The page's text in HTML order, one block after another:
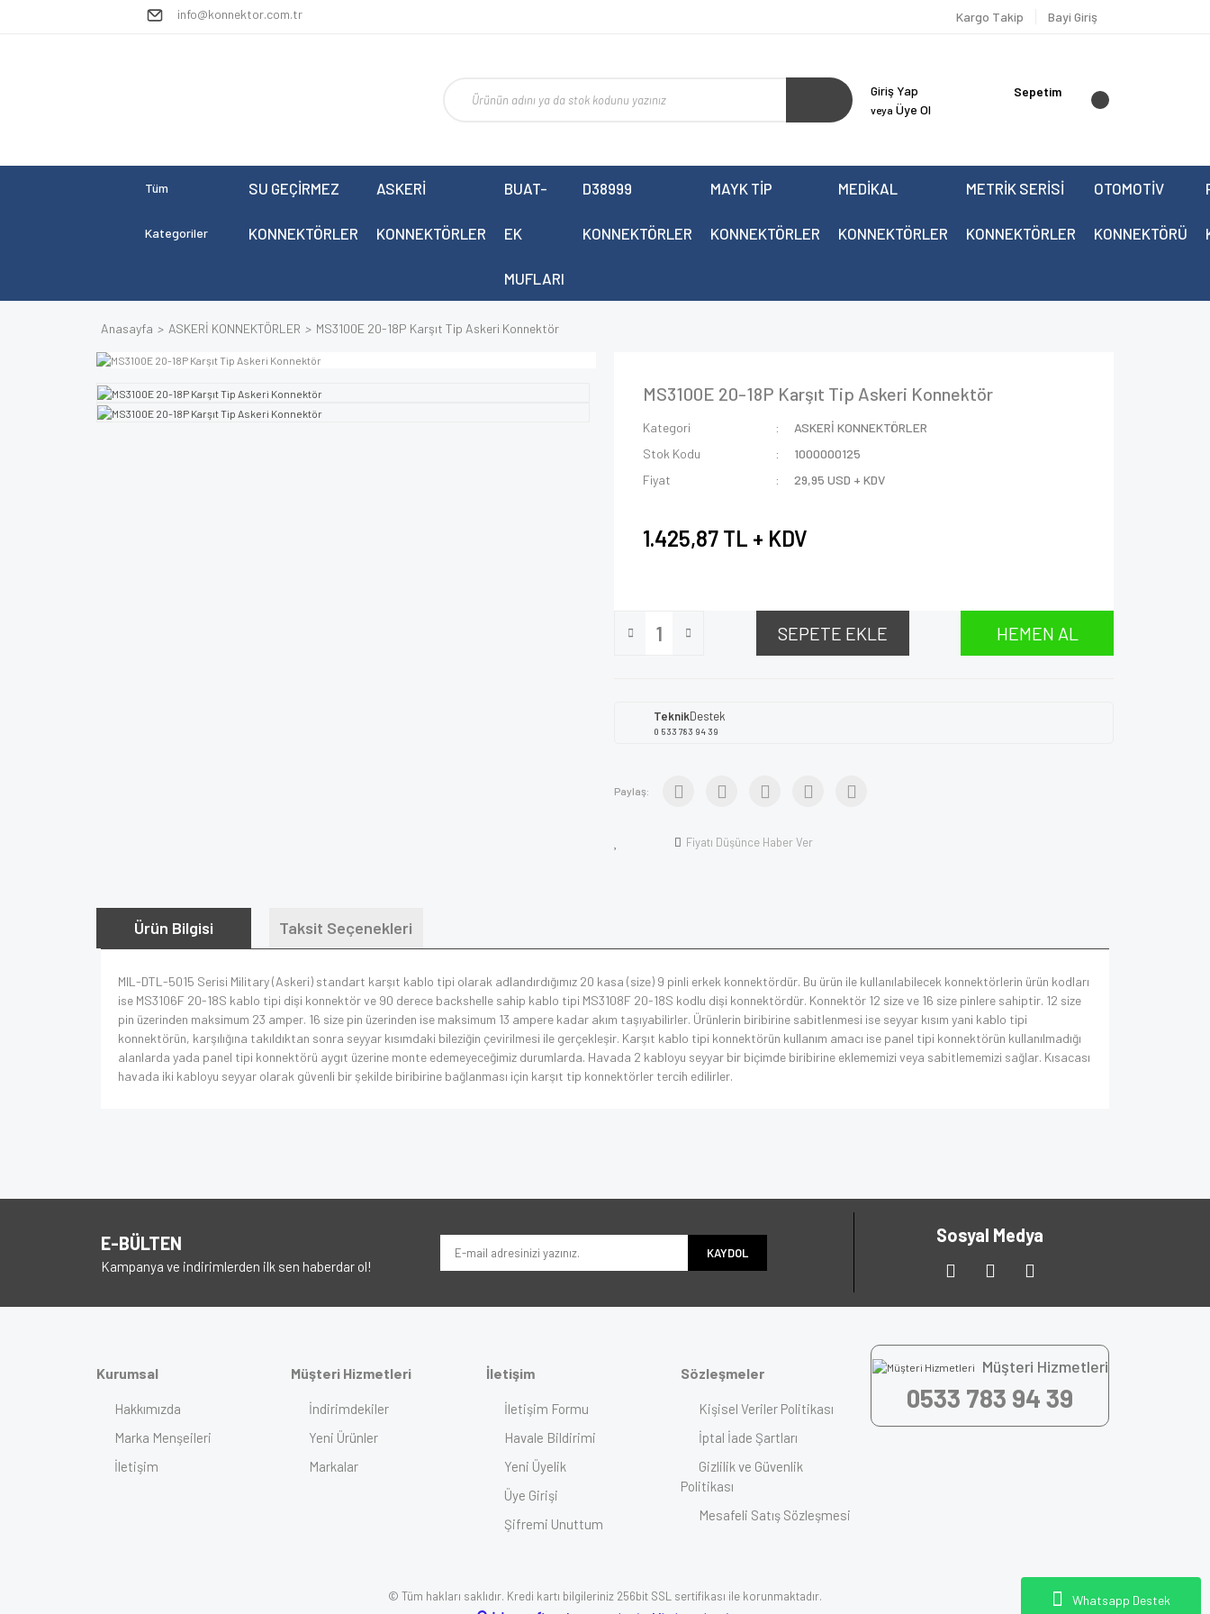
Whatsapp Destek
info@konnektor.com.tr Kargo Takip Bayi Giriş
Giriş Yap
veya Üye Ol
Sepetim
Tüm
Kategoriler
SU GEÇİRMEZ
KONNEKTÖRLER
ASKERİ
KONNEKTÖRLER
BUAT-
EK
MUFLARI
D38999
KONNEKTÖRLER
MAYK TİP
KONNEKTÖRLER
MEDİKAL
KONNEKTÖRLER
METRİK SERİSİ
KONNEKTÖRLER
OTOMOTİV
KONNEKTÖRÜ
Anasayfa ASKERİ KONNEKTÖRLER MS3100E 20-18P Karşıt Tip Askeri Konnektör
MS3100E 20-18P Karşıt Tip Askeri Konnektör
Kategori
ASKERİ KONNEKTÖRLER
Stok Kodu
1000000125
Fiyat
29,95 USD + KDV
1.425,87 TL + KDV
SEPETE EKLE HEMEN AL
TeknikDestek
0 533 783 94 39
Paylaş:
Fiyatı Düşünce Haber Ver
Ürün Bilgisi Taksit Seçenekleri
MIL-DTL-5015 Serisi Military (Askeri) standart karşıt kablo tipi olarak adlandırdığımız 20 kasa (size) 9 pinli erkek konnektördür. Bu ürün ile kullanılabilecek konnektörlerin ürün kodları
ise MS3106F 20-18S kablo tipi dişi konnektör ve 90 derece backshelle sahip kablo tipi MS3108F 20-18S kodlu dişi konnektördür. Konnektör 12 size ve 16 size pinlere sahiptir. 12 size
pin üzerinden maksimum 23 amper. 16 size pin üzerinden ise maksimum 13 ampere kadar akım taşıyabilirler. Ürünlerin biribirine sabitlenmesi ise seyyar kısım yani kablo tipi
konnektörün, karşılığına takıldıktan sonra seyyar kısımdaki bileziğin çevirilmesi ile gerçekleşir. Karşıt kablo tipi konnektörün kullanım amacı ise panel tipi konnektörün kullanılmadığı
alanlarda yada panel tipi konnektörü aygıt üzerine monte edemeyeceğimiz durumlarda. Havada 2 kabloyu seyyar bir biçimde biribirine eklememizi veya sabitlememizi sağlar. Kısacası
havada iki kabloyu seyyar olarak güvenli bir şekilde biribirine bağlanması için karşıt tip konnektörler tercih edilirler.
E-BÜLTEN
Kampanya ve indirimlerden ilk sen haberdar ol!
KAYDOL
Sosyal Medya
Kurumsal
Hakkımızda
Marka Menşeileri
İletişim
Müşteri Hizmetleri
İndirimdekiler
Yeni Ürünler
Markalar
İletişim
İletişim Formu
Havale Bildirimi
Yeni Üyelik
Üye Girişi
Şifremi Unuttum
Sözleşmeler
Kişisel Veriler Politikası
İptal İade Şartları
Gizlilik ve Güvenlik
Politikası
Mesafeli Satış Sözleşmesi
Müşteri Hizmetleri
0533 783 94 39
© Tüm hakları saklıdır. Kredi kartı bilgileriniz 256bit SSL sertifikası ile korunmaktadır.